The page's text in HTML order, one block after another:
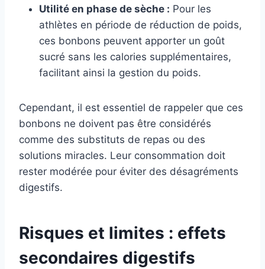
Utilité en phase de sèche : Pour les
athlètes en période de réduction de poids,
ces bonbons peuvent apporter un goût
sucré sans les calories supplémentaires,
facilitant ainsi la gestion du poids.
Cependant, il est essentiel de rappeler que ces
bonbons ne doivent pas être considérés
comme des substituts de repas ou des
solutions miracles. Leur consommation doit
rester modérée pour éviter des désagréments
digestifs.
Risques et limites : effets
secondaires digestifs